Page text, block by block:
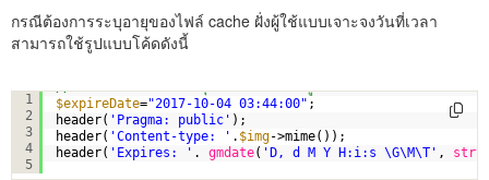
กรณีต้องการระบุอายุของไฟล์ cache ฝั่งผู้ใช้แบบเจาะจงวันที่เวลา
สามารถใช้รูปแบบโค้ดดังนี้
1
2
3
4
5
$expireDate="2017-10-04 03:44:00" ;
header( 'Pragma: public' );
header( 'Content-type: ' . $img->mime());
header( 'Expires: ' . gmdate( 'D, d M Y H:i:s \G\M\T' ,